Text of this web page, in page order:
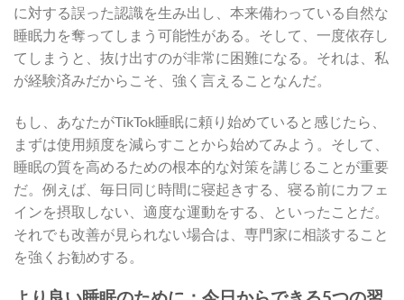
に対する誤った認識を生み出し、本来備わっている自然な
睡眠力を奪ってしまう可能性がある。そして、一度依存し
てしまうと、抜け出すのが非常に困難になる。それは、私
が経験済みだからこそ、強く言えることなんだ。
もし、あなたがTikTok睡眠に頼り始めていると感じたら、
まずは使用頻度を減らすことから始めてみよう。そして、
睡眠の質を高めるための根本的な対策を講じることが重要
だ。例えば、毎日同じ時間に寝起きする、寝る前にカフェ
インを摂取しない、適度な運動をする、といったことだ。
それでも改善が見られない場合は、専門家に相談すること
を強くお勧めする。